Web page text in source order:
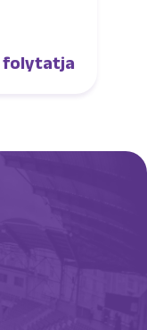
folytatja